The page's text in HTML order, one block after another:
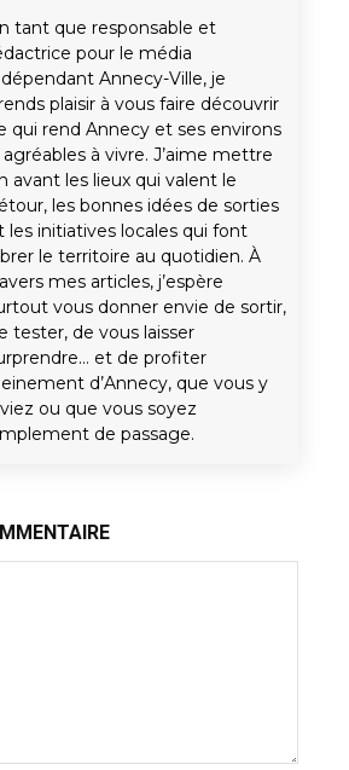
tant que responsable et
pour le média
Annecy-Ville, je
plaisir à vous faire découvrir
qui rend Annecy et ses environs
agréables à vivre. J’aime mettre
avant les lieux qui valent le
les bonnes idées de sorties
les initiatives locales qui font
le territoire au quotidien. À
mes articles, j’espère
vous donner envie de sortir,
tester, de vous laisser
et de profiter
d’Annecy, que vous y
ou que vous soyez
de passage.